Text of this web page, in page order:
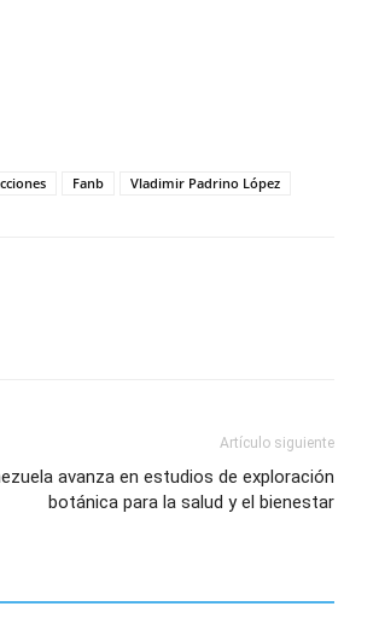
Fanb Vladimir Padrino López
Artículo siguiente
avanza en estudios de exploración
botánica para la salud y el bienestar